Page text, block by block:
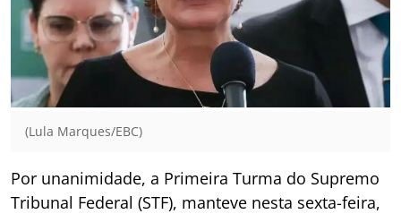
(Lula Marques/EBC)
Por unanimidade, a Primeira Turma do Supremo
Tribunal Federal (STF), manteve nesta sexta-feira,